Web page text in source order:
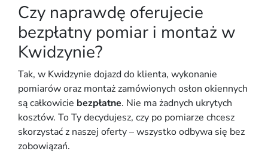
Czy naprawdę oferujecie
bezpłatny pomiar i montaż w
Kwidzynie?
Tak, w Kwidzynie dojazd do klienta, wykonanie
pomiarów oraz montaż zamówionych osłon okiennych
są całkowicie bezpłatne. Nie ma żadnych ukrytych
kosztów. To Ty decydujesz, czy po pomiarze chcesz
skorzystać z naszej oferty – wszystko odbywa się bez
zobowiązań.